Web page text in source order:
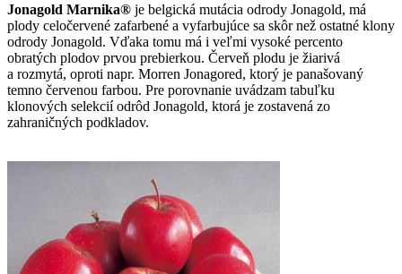
Jonagold Marnika® je belgická mutácia odrody Jonagold, má
plody celočervené zafarbené a vyfarbujúce sa skôr než ostatné klony
odrody Jonagold. Vďaka tomu má i veľmi vysoké percento
obratých plodov prvou prebierkou. Červeň plodu je žiarivá
a rozmytá, oproti napr. Morren Jonagored, ktorý je panašovaný
temno červenou farbou. Pre porovnanie uvádzam tabuľku
klonových selekcií odrôd Jonagold, ktorá je zostavená zo
zahraničných podkladov.